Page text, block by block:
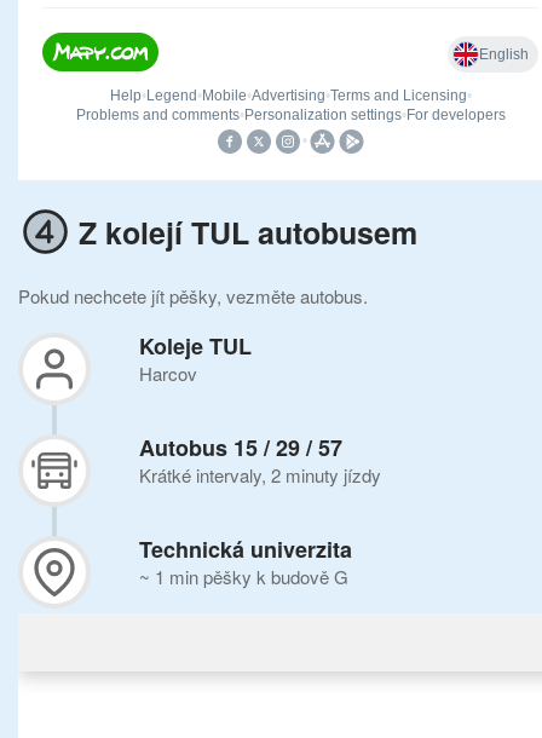
Z kolejí TUL autobusem
Pokud nechcete jít pěšky, vezměte autobus.
Koleje TUL
Harcov
Autobus 15 / 29 / 57
Krátké intervaly, 2 minuty jízdy
Technická univerzita
~ 1 min pěšky k budově G